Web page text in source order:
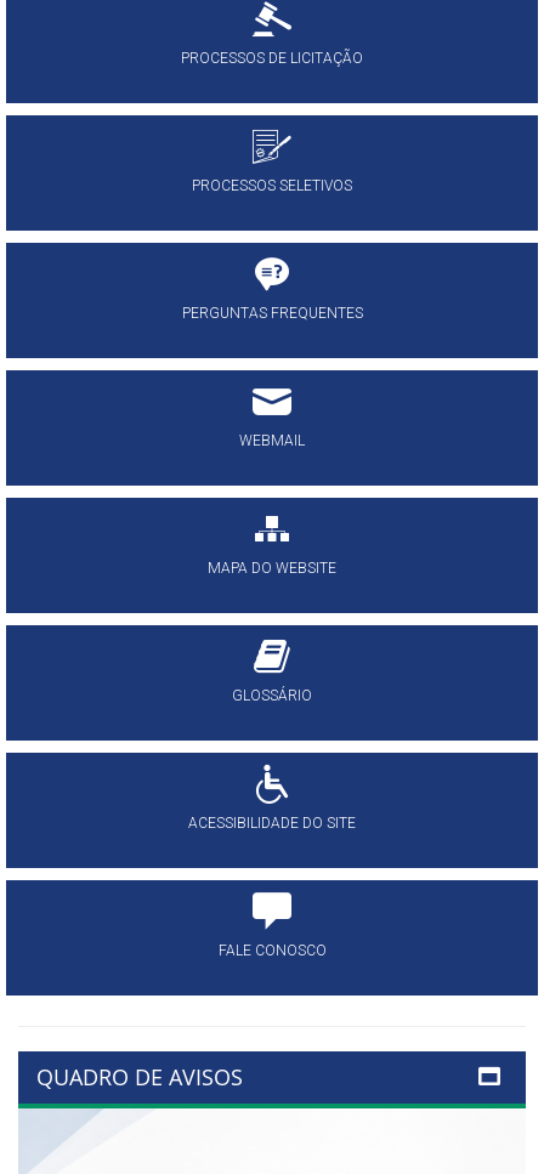
PROCESSOS DE LICITAÇÃO
PROCESSOS SELETIVOS
PERGUNTAS FREQUENTES
WEBMAIL
MAPA DO WEBSITE
GLOSSÁRIO
ACESSIBILIDADE DO SITE
FALE CONOSCO
QUADRO DE AVISOS